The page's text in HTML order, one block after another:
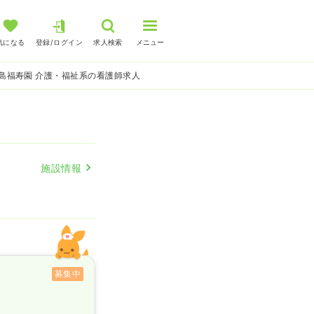
になる 登録/ログイン 求人検索 メニュー
福寿園 介護・福祉系の看護師求人
施設情報
募集中